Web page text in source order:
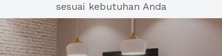
sesuai kebutuhan Anda